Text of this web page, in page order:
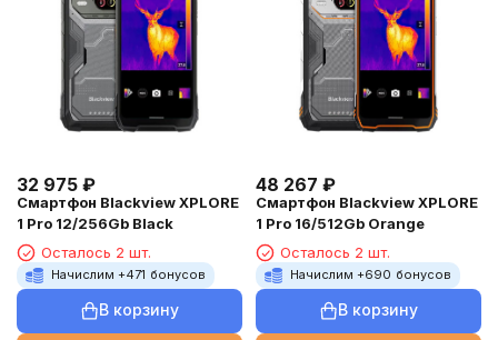
32 975 ₽
Смартфон Blackview XPLORE
1 Pro 12/256Gb Black
Осталось 2 шт.
Начислим +471 бонусов
В корзину
48 267 ₽
Смартфон Blackview XPLORE
1 Pro 16/512Gb Orange
Осталось 2 шт.
Начислим +690 бонусов
В корзину